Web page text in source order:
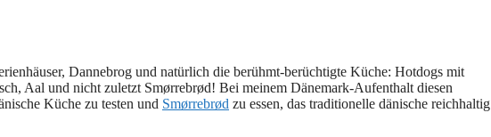
Dannebrog und natürlich die berühmt-berüchtigte Küche: Hotdogs mit
Aal und nicht zuletzt Smørrebrød! Bei meinem Dänemark-Aufenthalt diesen
Küche zu testen und Smørrebrød zu essen, das traditionelle dänische reichhaltig